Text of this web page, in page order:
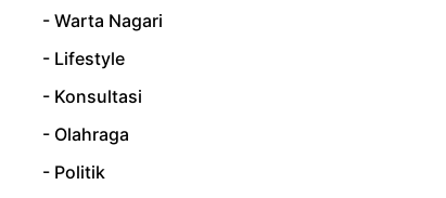
- Warta Nagari
- Lifestyle
- Konsultasi
- Olahraga
- Politik